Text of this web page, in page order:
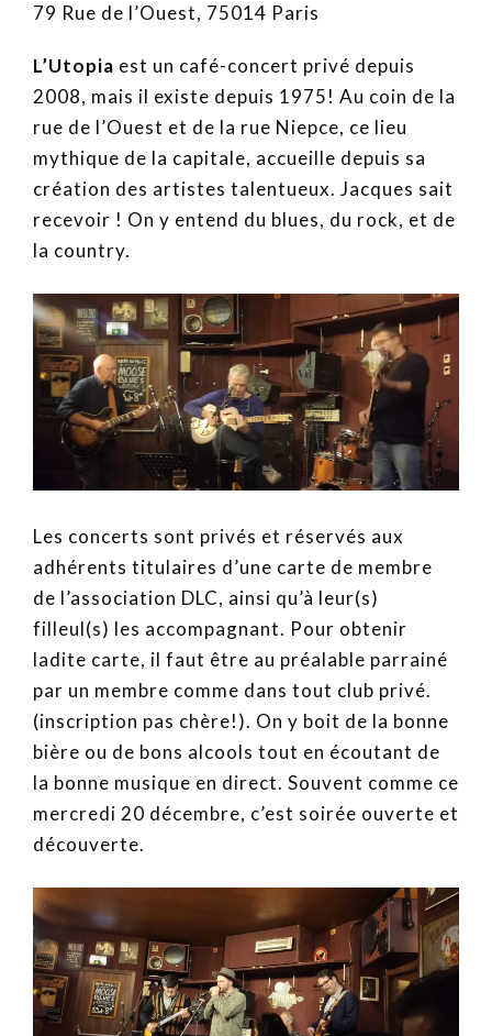
79 Rue de l’Ouest, 75014 Paris
L’Utopia est un café-concert privé depuis
2008, mais il existe depuis 1975! Au coin de la
rue de l’Ouest et de la rue Niepce, ce lieu
mythique de la capitale, accueille depuis sa
création des artistes talentueux. Jacques sait
recevoir ! On y entend du blues, du rock, et de
la country.
Les concerts sont privés et réservés aux
adhérents titulaires d’une carte de membre
de l’association DLC, ainsi qu’à leur(s)
filleul(s) les accompagnant. Pour obtenir
ladite carte, il faut être au préalable parrainé
par un membre comme dans tout club privé.
(inscription pas chère!). On y boit de la bonne
bière ou de bons alcools tout en écoutant de
la bonne musique en direct. Souvent comme ce
mercredi 20 décembre, c’est soirée ouverte et
découverte.